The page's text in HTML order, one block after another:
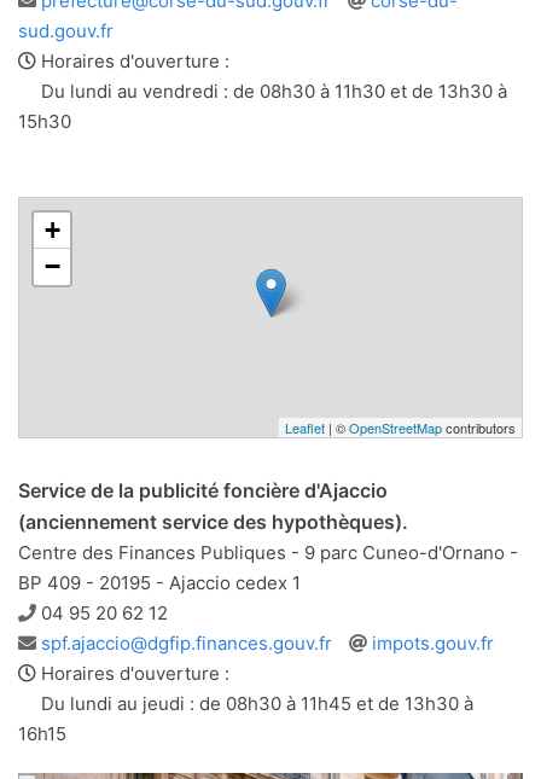
e-
mail
sud.gouv.fr
Horaires d'ouverture :
Du lundi au vendredi : de 08h30 à 11h30 et de 13h30 à
15h30
+
−
Leaflet | ©OpenStreetMapcontributors
Service de la publicité foncière d'Ajaccio
(anciennement service des hypothèques).
Centre des Finances Publiques - 9 parc Cuneo-d'Ornano -
BP 409 - 20195 - Ajaccio cedex 1
Téléphone
04 95 20 62 12
Adresse
e-
mail
spf.ajaccio@dgfip.finances.gouv.fr
Site
impots.gouv.fr
Horaires d'ouverture :
Du lundi au jeudi : de 08h30 à 11h45 et de 13h30 à
16h15